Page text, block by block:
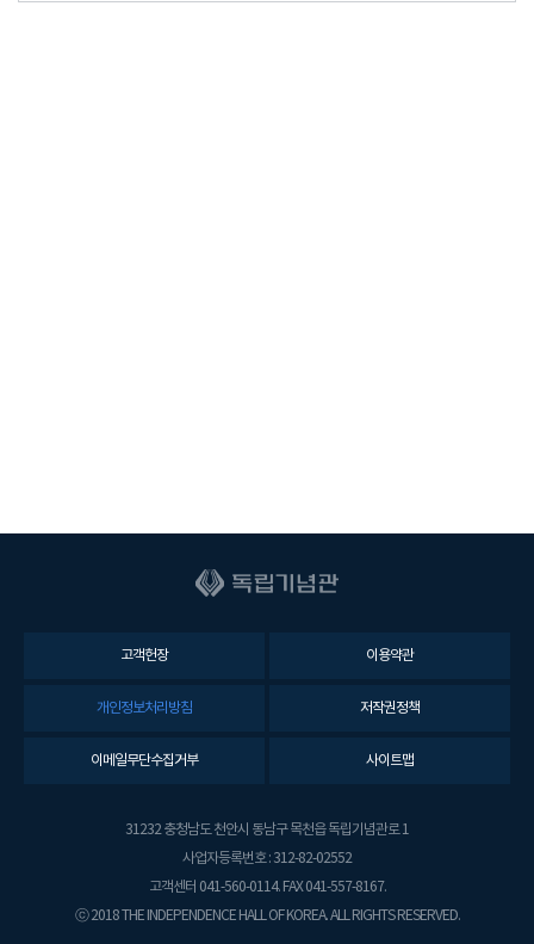
고객헌장 이용약관
개인정보처리방침 저작권정책
이메일무단수집거부 사이트맵
31232 충청남도 천안시 동남구 목천읍 독립기념관로 1
사업자등록번호 : 312-82-02552
고객센터 041-560-0114. FAX 041-557-8167.
ⓒ 2018 THE INDEPENDENCE HALL OF KOREA. ALL RIGHTS RESERVED.